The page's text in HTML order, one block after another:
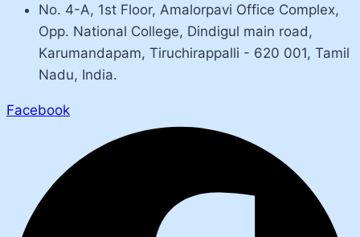
No. 4-A, 1st Floor, Amalorpavi Office Complex,
Opp. National College, Dindigul main road,
Karumandapam, Tiruchirappalli - 620 001, Tamil
Nadu, India.
Facebook